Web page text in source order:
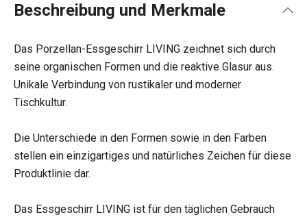
Beschreibung und Merkmale
Das Porzellan-Essgeschirr LIVING zeichnet sich durch
seine organischen Formen und die reaktive Glasur aus.
Unikale Verbindung von rustikaler und moderner
Tischkultur.
Die Unterschiede in den Formen sowie in den Farben
stellen ein einzigartiges und natürliches Zeichen für diese
Produktlinie dar.
Das Essgeschirr LIVING ist für den täglichen Gebrauch